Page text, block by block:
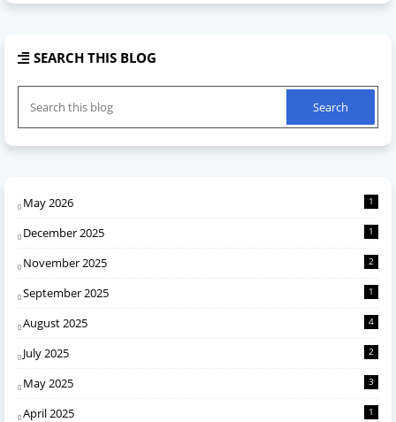
SEARCH THIS BLOG
May 2026 1
December 2025 1
November 2025 2
September 2025 1
August 2025 4
July 2025 2
May 2025 3
April 2025 1